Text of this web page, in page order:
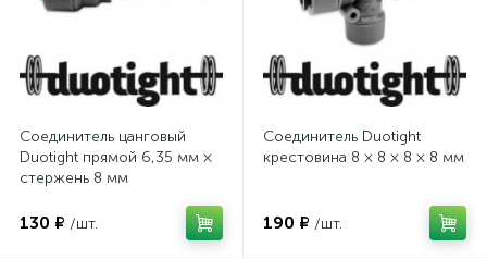
Соединитель цанговый
Duotight прямой 6,35 мм ×
стержень 8 мм
130 ₽ /шт.
Соединитель Duotight
крестовина 8 × 8 × 8 × 8 мм
190 ₽ /шт.